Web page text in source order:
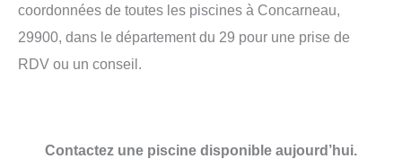
coordonnées de toutes les piscines à Concarneau,
29900, dans le département du 29 pour une prise de
RDV ou un conseil.
Contactez une piscine disponible aujourd’hui.